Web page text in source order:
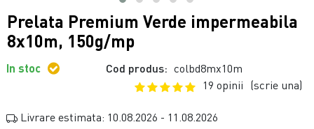
Prelata Premium Verde impermeabila
8x10m, 150g/mp
In stoc Cod produs: colbd8mx10m
19 opinii (scrie una)
Livrare estimata: 10.08.2026 - 11.08.2026